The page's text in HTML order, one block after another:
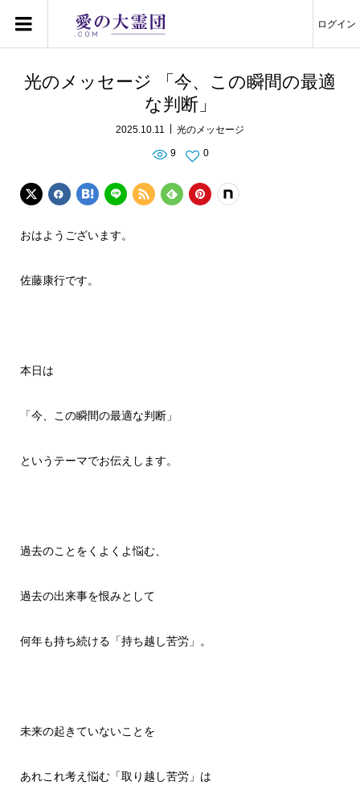
ログイン
光のメッセージ 「今、この瞬間の最適
な判断」
2025.10.11 光のメッセージ
9 0
おはようございます。
佐藤康行です。
本日は
「今、この瞬間の最適な判断」
というテーマでお伝えします。
過去のことをくよくよ悩む、
過去の出来事を恨みとして
何年も持ち続ける「持ち越し苦労」。
未来の起きていないことを
あれこれ考え悩む「取り越し苦労」は